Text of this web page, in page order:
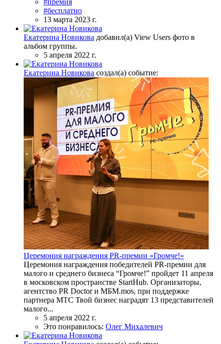
#премия
#бесплатно
13 марта 2023 г.
Екатерина Новикова добавил(а) View Users фото в
альбом группы.
5 апреля 2022 г.
Екатерина Новикова создал(а) событие:
Церемония награждения PR-премии «Громче!»
Церемония награждения победителей PR-премии для
малого и среднего бизнеса “Громче!” пройдет 11 апреля
в московском пространстве StartHub. Организаторы,
агентство PR Doctor и МБМ.mos, при поддержке
партнера МТС Твой бизнес наградят 13 представителей
малого...
5 апреля 2022 г.
Это понравилось: Олег Михалевич